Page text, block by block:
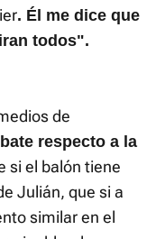
. Él me dice que
todos".
de
respecto a la
si el balón tiene
Julián, que si a
similar en el